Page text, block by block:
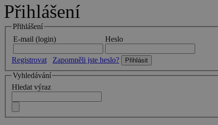
Přihlášení
Přihlášení
E-mail (login)
Heslo
Registrovat
Zapomněli jste heslo?
Vyhledávání
Hledat výraz